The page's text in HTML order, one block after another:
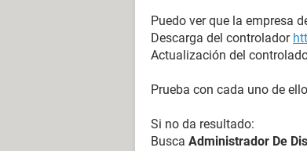
Descripción del dispositivo
PCI
Puedo ver que la empresa
Descarga del controlador
Actualización del
Prueba con cada uno de
Si no da resultado:
Busca Administrador De